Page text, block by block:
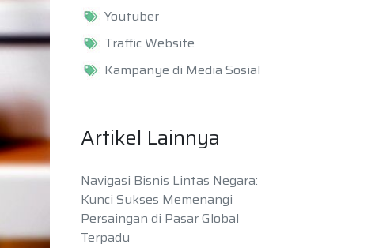
Youtuber
Traffic Website
Kampanye di Media Sosial
Artikel Lainnya
Navigasi Bisnis Lintas Negara:
Kunci Sukses Memenangi
Persaingan di Pasar Global
Terpadu